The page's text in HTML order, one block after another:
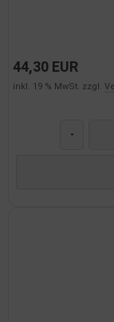
44,30 EUR
inkl. 19 % MwSt. zzgl.
-